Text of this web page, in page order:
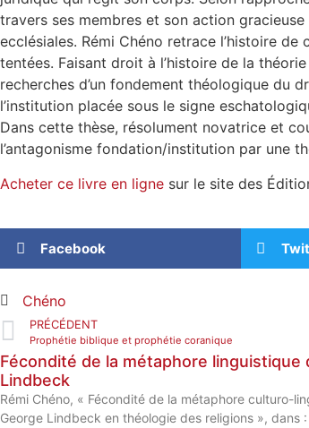
travers ses membres et son action
ecclésiales. Rémi Chéno retrace l’histoire
tentées. Faisant droit à l’histoire de la
recherches d’un fondement théologique du
l’institution placée sous le signe
Dans cette thèse, résolument novatrice et
l’antagonisme fondation/institution par une
Acheter ce livre en ligne sur le site des
Facebook
Chéno
PRÉCÉDENT
Prophétie biblique et prophétie coranique
Fécondité de la métaphore linguistique
Lindbeck
Rémi Chéno, « Fécondité de la métaphore culturo-
George Lindbeck en théologie des religions », dans